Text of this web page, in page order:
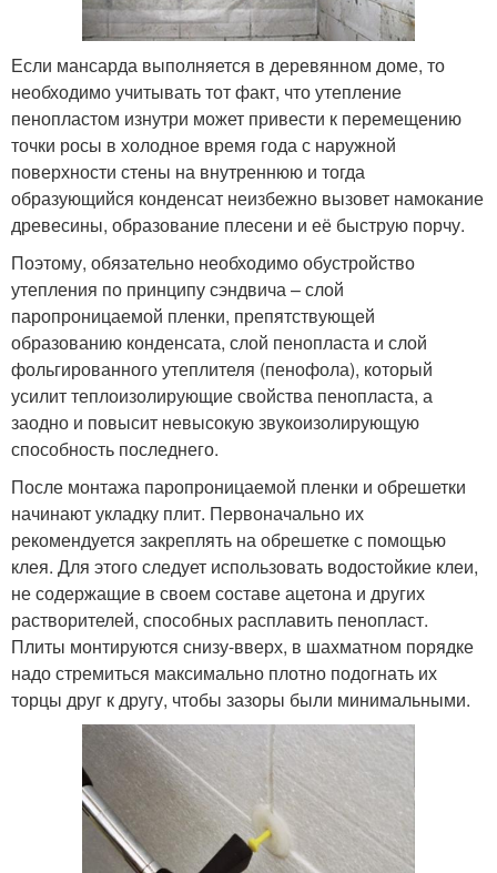
Если мансарда выполняется в деревянном доме, то
необходимо учитывать тот факт, что утепление
пенопластом изнутри может привести к перемещению
точки росы в холодное время года с наружной
поверхности стены на внутреннюю и тогда
образующийся конденсат неизбежно вызовет намокание
древесины, образование плесени и её быструю порчу.
Поэтому, обязательно необходимо обустройство
утепления по принципу сэндвича – слой
паропроницаемой пленки, препятствующей
образованию конденсата, слой пенопласта и слой
фольгированного утеплителя (пенофола), который
усилит теплоизолирующие свойства пенопласта, а
заодно и повысит невысокую звукоизолирующую
способность последнего.
После монтажа паропроницаемой пленки и обрешетки
начинают укладку плит. Первоначально их
рекомендуется закреплять на обрешетке с помощью
клея. Для этого следует использовать водостойкие клеи,
не содержащие в своем составе ацетона и других
растворителей, способных расплавить пенопласт.
Плиты монтируются снизу-вверх, в шахматном порядке
надо стремиться максимально плотно подогнать их
торцы друг к другу, чтобы зазоры были минимальными.